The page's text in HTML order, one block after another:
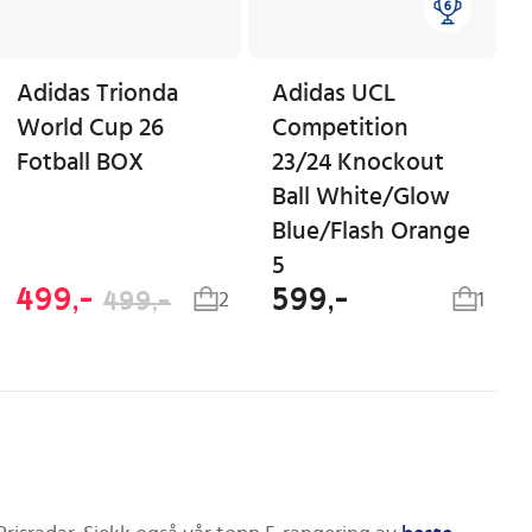
Adidas Trionda
World Cup 26
Fotball BOX
499,- 499,- 2
Adidas UCL
Competition
23/24 Knockout
Ball White/Glow
Blue/Flash Orange
5
599,- 1